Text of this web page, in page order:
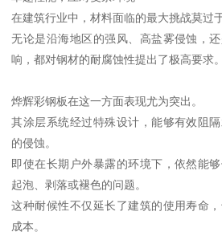
在建筑行业中，材料面临的最大挑战莫过
无论是沿海地区的强风、高盐雾侵蚀，
响，都对钢材的耐腐蚀性提出了极高要求。
烨辉彩钢板在这一方面表现尤为突出。
其涂层系统经过特殊设计，能够有效阻
的侵蚀。
即使在长期户外暴露的环境下，依然能
起泡、剥落或褪色的问题。
这种耐候性不仅延长了建筑的使用寿命
成本。